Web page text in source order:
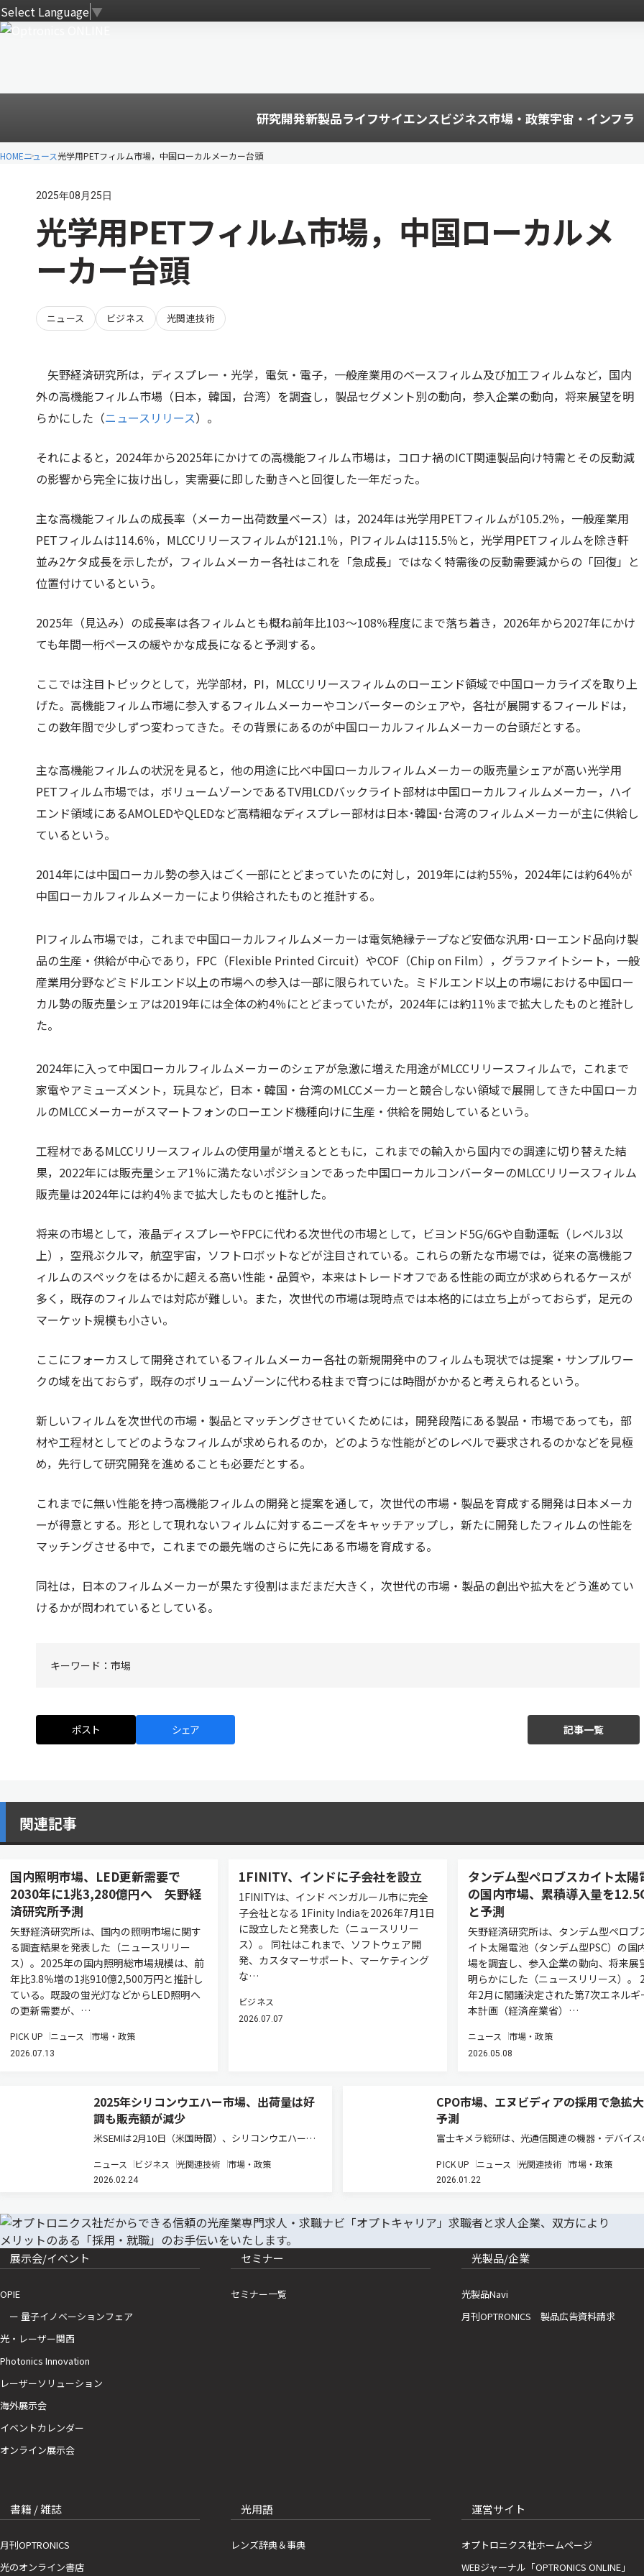
Select Language▼
研究開発新製品ライフサイエンスビジネス市場・政策宇宙・インフラ
HOMEニュース光学用PETフィルム市場，中国ローカルメーカー台頭
2025年08月25日
光学用PETフィルム市場，中国ローカルメ
ーカー台頭
ニュース ビジネス 光関連技術
矢野経済研究所は，ディスプレー・光学，電気・電子，一般産業用のベースフィルム及び加工フィルムなど，国内
外の高機能フィルム市場（日本，韓国，台湾）を調査し，製品セグメント別の動向，参入企業の動向，将来展望を明
らかにした（ニュースリリース）。
それによると，2024年から2025年にかけての高機能フィルム市場は，コロナ禍のICT関連製品向け特需とその反動減
の影響から完全に抜け出し，実需要に即した動きへと回復した一年だった。
主な高機能フィルムの成長率（メーカー出荷数量ベース）は，2024年は光学用PETフィルムが105.2％，一般産業用
PETフィルムは114.6％，MLCCリリースフィルムが121.1％，PIフィルムは115.5％と，光学用PETフィルムを除き軒
並み2ケタ成長を示したが，フィルムメーカー各社はこれを「急成長」ではなく特需後の反動需要減からの「回復」と
位置付けているという。
​2025年（見込み）の成長率は各フィルムとも概ね前年比103～108％程度にまで落ち着き，2026年から2027年にかけ
ても年間一桁ペースの緩やかな成長になると予測する。
ここでは注目トピックとして，光学部材，PI，MLCCリリースフィルムのローエンド領域で中国ローカライズを取り上
げた。高機能フィルム市場に参入するフィルムメーカーやコンバーターのシェアや，各社が展開するフィールドは，
この数年間で少しずつ変わってきた。その背景にあるのが中国ローカルフィルムメーカーの台頭だとする。
主な高機能フィルムの状況を見ると，他の用途に比べ中国ローカルフィルムメーカーの販売量シェアが高い光学用
PETフィルム市場では，ボリュームゾーンであるTV用LCDバックライト部材は中国ローカルフィルムメーカー，ハイ
エンド領域にあるAMOLEDやQLEDなど高精細なディスプレー部材は日本･韓国･台湾のフィルムメーカーが主に供給し
ているという。
2014年には中国ローカル勢の参入はごく一部にとどまっていたのに対し，2019年には約55％，2024年には約64％が
中国ローカルフィルムメーカーにより供給されたものと推計する。
PIフィルム市場では，これまで中国ローカルフィルムメーカーは電気絶縁テープなど安価な汎用･ローエンド品向け製
品の生産・供給が中心であり，FPC（Flexible Printed Circuit）やCOF（Chip on Film），グラファイトシート，一般
産業用分野などミドルエンド以上の市場への参入は一部に限られていた。ミドルエンド以上の市場における中国ロー
カル勢の販売量シェアは2019年には全体の約4％にとどまっていたが，2024年には約11％まで拡大したものと推計し
た。
2024年に入って中国ローカルフィルムメーカーのシェアが急激に増えた用途がMLCCリリースフィルムで，これまで
家電やアミューズメント，玩具など，日本・韓国・台湾のMLCCメーカーと競合しない領域で展開してきた中国ローカ
ルのMLCCメーカーがスマートフォンのローエンド機種向けに生産・供給を開始しているという。
工程材であるMLCCリリースフィルムの使用量が増えるとともに，これまでの輸入から国内での調達に切り替えた結
果，2022年には販売量シェア1％に満たないポジションであった中国ローカルコンバーターのMLCCリリースフィルム
販売量は2024年には約4％まで拡大したものと推計した。
将来の市場として，液晶ディスプレーやFPCに代わる次世代の市場として，ビヨンド5G/6Gや自動運転（レベル3以
上），空飛ぶクルマ，航空宇宙，ソフトロボットなどが注目されている。これらの新たな市場では，従来の高機能フ
ィルムのスペックをはるかに超える高い性能・品質や，本来はトレードオフである性能の両立が求められるケースが
多く，既存のフィルムでは対応が難しい。また，次世代の市場は現時点では本格的には立ち上がっておらず，足元の
マーケット規模も小さい。
ここにフォーカスして開発されているフィルムメーカー各社の新規開発中のフィルムも現状では提案・サンプルワー
クの域を出ておらず，既存のボリュームゾーンに代わる柱まで育つには時間がかかると考えられるという。
新しいフィルムを次世代の市場・製品とマッチングさせていくためには，開発段階にある製品・市場であっても，部
材や工程材としてどのようなフィルムが求められるのか，どのような性能がどのレベルで要求されるのかなどを見極
め，先行して研究開発を進めることも必要だとする。
​これまでに無い性能を持つ高機能フィルムの開発と提案を通して，次世代の市場・製品を育成する開発は日本メーカ
ーが得意とする。形として現れないフィルムに対するニーズをキャッチアップし，新たに開発したフィルムの性能を
マッチングさせる中で，これまでの最先端のさらに先にある市場を育成する。
同社は，日本のフィルムメーカーが果たす役割はまだまだ大きく，次世代の市場・製品の創出や拡大をどう進めてい
けるかが問われているとしている。
キーワード： 市場
ポスト シェア 記事一覧
関連記事
国内照明市場、LED更新需要で
2030年に1兆3,280億円へ 矢野経
済研究所予測
矢野経済研究所は、国内の照明市場に関す
る調査結果を発表した（ニュースリリー
ス）。2025年の国内照明総市場規模は、前
年比3.8％増の1兆910億2,500万円と推計し
ている。既設の蛍光灯などからLED照明へ
の更新需要が、…
PICK UP ニュース 市場・政策
2026.07.13
1FINITY、インドに子会社を設立
1FINITYは、インド ベンガルール市に完全
子会社となる 1Finity Indiaを2026年7月1日
に設立したと発表した（ニュースリリー
ス）。 同社はこれまで、ソフトウェア開
発、カスタマーサポート、マーケティング
な…
ビジネス
2026.07.07
タンデム型ペロブスカイト太陽
の国内市場、累積導入量を
と予測
矢野経済研究所は、タンデム型ペロブ
イト太陽電池（タンデム型PSC）の国
場を調査し、参入企業の動向、将来展
明らかにした（ニュースリリース）。
年2月に閣議決定された第7次エネルギ
本計画（経済産業省）…
ニュース 市場・政策
2026.05.08
2025年シリコンウエハー市場、出荷量は好
調も販売額が減少
米SEMIは2月10日（米国時間）、シリコンウエハー業
荷量が前年比5.8%増の129億7,300万平方インチとなっ
た一方で、販売額は前年比1.2%減の114億ドルとな
ニュース ビジネス 光関連技術 市場・政策
2026.02.24
CPO市場、エヌビディアの採用で急拡
予測
富士キメラ総研は、光通信関連の機器・デバイス
調査」にまとめた（ニュースリリース）。近年、
信市場を取り巻く環境はデータセンターやAI向け
PICK UP ニュース 光関連技術 市場・政策
2026.01.22
展示会/イベント
OPIE
ー 量子イノベーションフェア
光・レーザー関西
Photonics Innovation
レーザーソリューション
海外展示会
イベントカレンダー
オンライン展示会
セミナー
セミナー一覧
光製品/企業
光製品Navi
月刊OPTRONICS 製品広告資料請求
書籍 / 雑誌
月刊OPTRONICS
光のオンライン書店
光用語
レンズ辞典＆事典
運営サイト
オプトロニクス社ホームページ
WEBジャーナル「OPTRONICS ONLINE」